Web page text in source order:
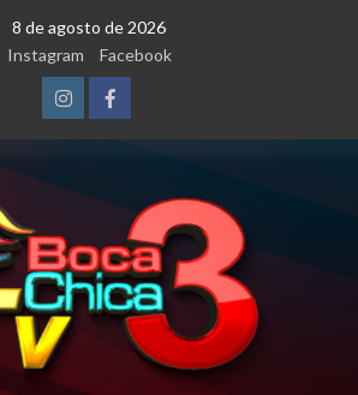
8 de agosto de 2026
Instagram
Facebook
InstagramFacebook